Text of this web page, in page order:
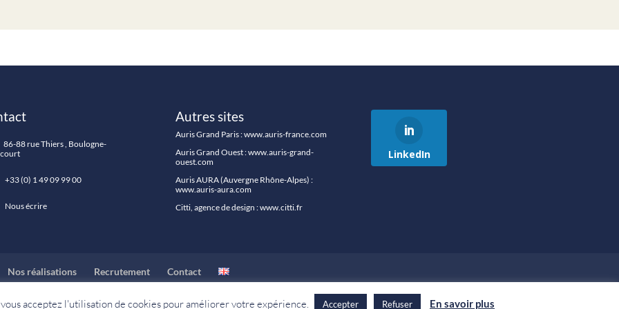
86-88 rue Thiers , Boulogne-
(0) 1 49 09 99 00
Nous écrire
Autres sites
Auris Grand Paris :www.auris-france.com
Auris Grand Ouest :www.auris-grand-
ouest.com
Auris AURA (Auvergne Rhône-Alpes) :
www.auris-aura.com
Citti, agence de design :www.citti.fr
LinkedIn
Nos réalisations Recrutement Contact
acceptez l'utilisation de cookies pour améliorer votre expérience. Accepter Refuser En savoir plus